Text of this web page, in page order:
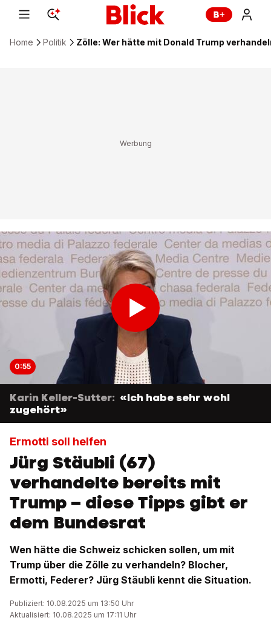
Home Politik Zölle: Wer hätte mit Donald Trump
0:55
Karin Keller-Sutter: «Ich habe sehr wohl
zugehört»
Ermotti soll helfen
Jürg Stäubli (67)
verhandelte bereits mit
Trump – diese Tipps gibt er
dem Bundesrat
Wen hätte die Schweiz schicken sollen, um mit
Trump über die Zölle zu verhandeln? Blocher,
Ermotti, Federer? Jürg Stäubli kennt die Situation.
Publiziert: 10.08.2025 um 13:50 Uhr
Aktualisiert: 10.08.2025 um 17:11 Uhr